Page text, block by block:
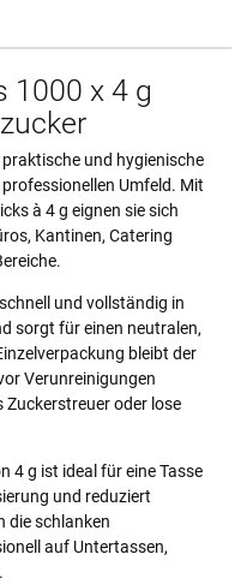
1000 x 4 g
und hygienische
Umfeld. Mit
à 4 g eignen sie sich
Kantinen, Catering
und vollständig in
sorgt für einen neutralen,
bleibt der
Verunreinigungen
oder lose
4 g ist ideal für eine Tasse
und reduziert
die schlanken
auf Untertassen,